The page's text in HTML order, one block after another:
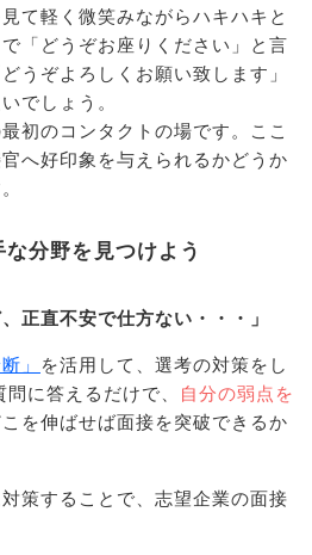
て軽く微笑みながらハキハキと
「どうぞお座りください」と言
うぞよろしくお願い致します」
でしょう。
初のコンタクトの場です。ここ
へ好印象を与えられるかどうか
分野を見つけよう
正直不安で仕方ない・・・」
」
を活用して、選考の対策をし
に答えるだけで、
自分の弱点を
こを伸ばせば面接を突破できるか
策することで、志望企業の面接